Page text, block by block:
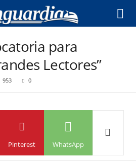
para
Lectores”
953 0
Pinterest WhatsApp